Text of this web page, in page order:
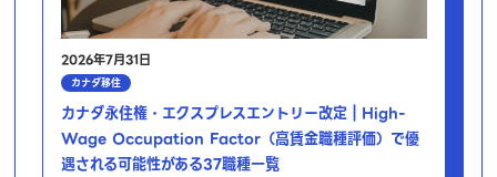
2026年7月31日
カナダ移住
カナダ永住権・エクスプレスエントリー改定｜High-
Wage Occupation Factor（高賃金職種評価）で優
遇される可能性がある37職種一覧